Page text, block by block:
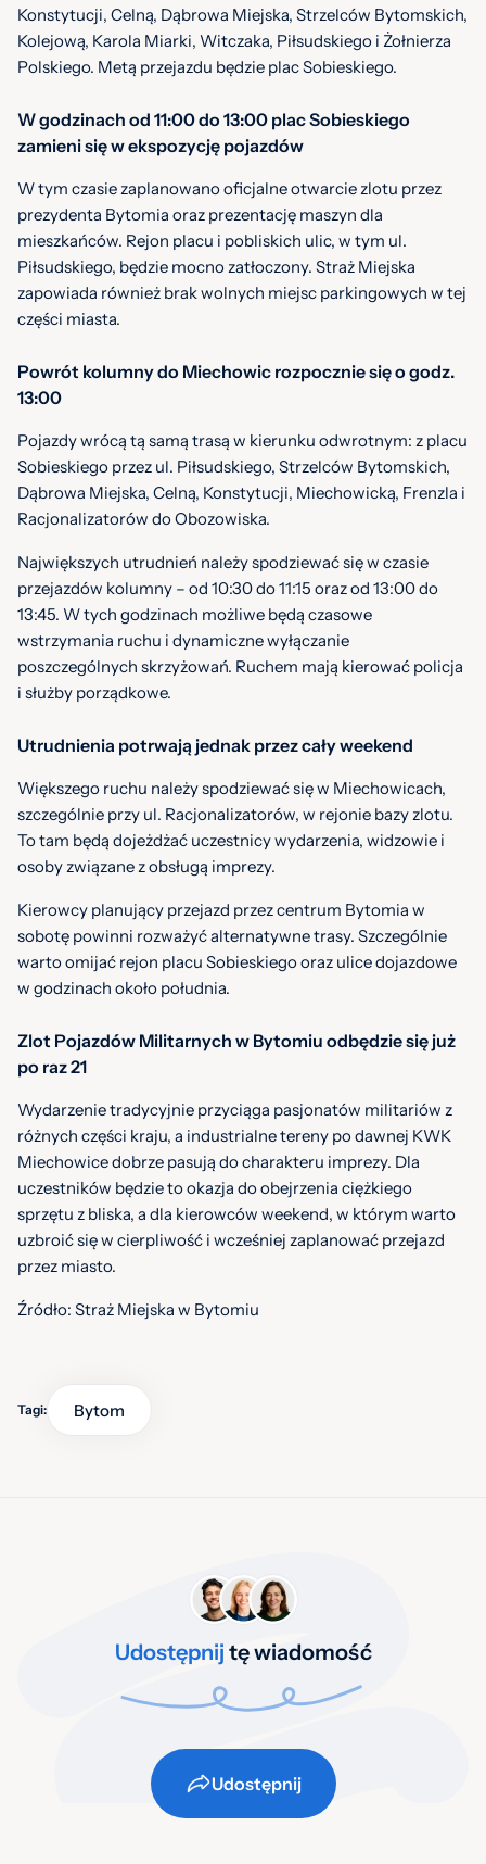
Konstytucji, Celną, Dąbrowa Miejska, Strzelców Bytomskich,
Kolejową, Karola Miarki, Witczaka, Piłsudskiego i Żołnierza
Polskiego. Metą przejazdu będzie plac Sobieskiego.
W godzinach od 11:00 do 13:00 plac Sobieskiego
zamieni się w ekspozycję pojazdów
W tym czasie zaplanowano oficjalne otwarcie zlotu przez
prezydenta Bytomia oraz prezentację maszyn dla
mieszkańców. Rejon placu i pobliskich ulic, w tym ul.
Piłsudskiego, będzie mocno zatłoczony. Straż Miejska
zapowiada również brak wolnych miejsc parkingowych w tej
części miasta.
Powrót kolumny do Miechowic rozpocznie się o godz.
13:00
Pojazdy wrócą tą samą trasą w kierunku odwrotnym: z placu
Sobieskiego przez ul. Piłsudskiego, Strzelców Bytomskich,
Dąbrowa Miejska, Celną, Konstytucji, Miechowicką, Frenzla i
Racjonalizatorów do Obozowiska.
Największych utrudnień należy spodziewać się w czasie
przejazdów kolumny – od 10:30 do 11:15 oraz od 13:00 do
13:45. W tych godzinach możliwe będą czasowe
wstrzymania ruchu i dynamiczne wyłączanie
poszczególnych skrzyżowań. Ruchem mają kierować policja
i służby porządkowe.
Utrudnienia potrwają jednak przez cały weekend
Większego ruchu należy spodziewać się w Miechowicach,
szczególnie przy ul. Racjonalizatorów, w rejonie bazy zlotu.
To tam będą dojeżdżać uczestnicy wydarzenia, widzowie i
osoby związane z obsługą imprezy.
Kierowcy planujący przejazd przez centrum Bytomia w
sobotę powinni rozważyć alternatywne trasy. Szczególnie
warto omijać rejon placu Sobieskiego oraz ulice dojazdowe
w godzinach około południa.
Zlot Pojazdów Militarnych w Bytomiu odbędzie się już
po raz 21
Wydarzenie tradycyjnie przyciąga pasjonatów militariów z
różnych części kraju, a industrialne tereny po dawnej KWK
Miechowice dobrze pasują do charakteru imprezy. Dla
uczestników będzie to okazja do obejrzenia ciężkiego
sprzętu z bliska, a dla kierowców weekend, w którym warto
uzbroić się w cierpliwość i wcześniej zaplanować przejazd
przez miasto.
Źródło: Straż Miejska w Bytomiu
Tagi: Bytom
Udostępnij tę wiadomość
Udostępnij